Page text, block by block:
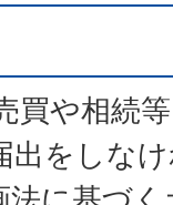
買や相続
出をしな